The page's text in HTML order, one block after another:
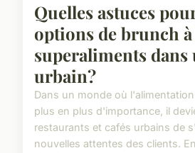
Quelles astuces
options de brunch à
superaliments dans
urbain?
Dans un monde où
plus en plus d'importance, il
restaurants et cafés urbains de
nouvelles attentes des clients.